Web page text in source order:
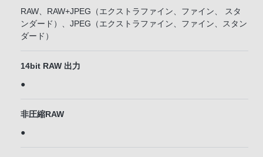
RAW、RAW+JPEG（エクストラファイン、ファイン、 スタ
ンダード）、JPEG（エクストラファイン、ファイン、スタン
ダード）
14bit RAW 出力
●
非圧縮RAW
●